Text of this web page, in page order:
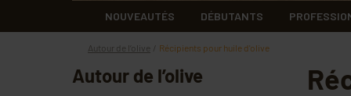
NOUVEAUTÉS DÉBUTANTS
Autour de l’olive Récipients pour huile d'olive
Autour de l’olive